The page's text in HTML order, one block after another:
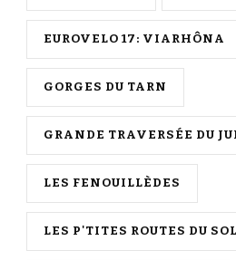
EUROVELO 17: VIARHÔNA
GORGES DU TARN
GRANDE TRAVERSÉE DU
LES FENOUILLÈDES
LES P'TITES ROUTES DU